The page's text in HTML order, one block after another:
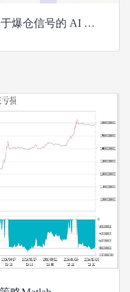
用清算数据做量化交易：一套基于爆仓信号的 AI 自动化策略